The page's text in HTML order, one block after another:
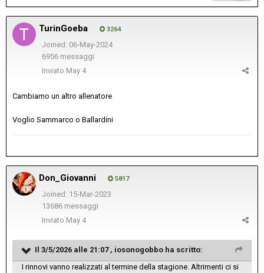
TurinGoeba 3264
Joined: 06-May-2024
6956 messaggi
Inviato May 4
Cambiamo un altro allenatore
Voglio Sammarco o Ballardini
Don_Giovanni 5817
Joined: 15-Mar-2023
13686 messaggi
Inviato May 4
Il 3/5/2026 alle 21:07 , iosonogobbo ha scritto:
I rinnovi vanno realizzati al termine della stagione. Altrimenti ci si